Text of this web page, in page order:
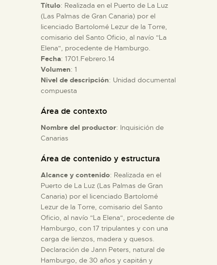
█
EL MUSEO
COLECCIONES
ESPAÑOL
Título: Realizada en el Puerto de La Luz
(Las Palmas de Gran Canaria) por el
licenciado Bartolomé Lezur de la Torre,
comisario del Santo Oficio, al navío "La
Elena", procedente de Hamburgo.
Fecha: 1701.Febrero.14
Volumen: 1
Nivel de descripción: Unidad documental
compuesta
Área de contexto
Nombre del productor: Inquisición de
Canarias
Área de contenido y estructura
Alcance y contenido: Realizada en el
Puerto de La Luz (Las Palmas de Gran
Canaria) por el licenciado Bartolomé
Lezur de la Torre, comisario del Santo
Oficio, al navío "La Elena", procedente de
Hamburgo, con 17 tripulantes y con una
carga de lienzos, madera y quesos.
Declaración de Jann Peters, natural de
Hamburgo, de 30 años y capitán y